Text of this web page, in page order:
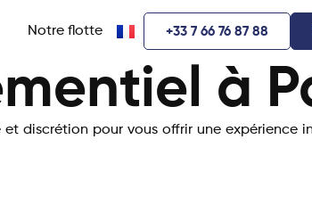
Notre flotte +33 7 66 76 87 88
à
et discrétion pour vous offrir une